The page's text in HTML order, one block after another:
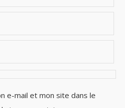
e-mail et mon site dans le